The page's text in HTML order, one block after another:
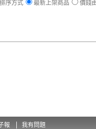
排序方式 最新上架商品 價錢
報 我有問題